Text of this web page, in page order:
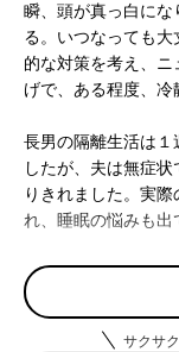
瞬、頭が真っ白に
る。いつなっても
的な対策を考え、
げで、ある程度、冷
長男の隔離生活は
したが、夫は無症
りきれました。実
れ、睡眠の悩みも出
日本人初の米国
んが、米国NYから
「愛波文さんのぐ
サクサ